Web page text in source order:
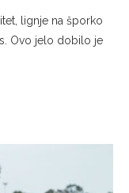
lignje na šporko
Ovo jelo dobilo je